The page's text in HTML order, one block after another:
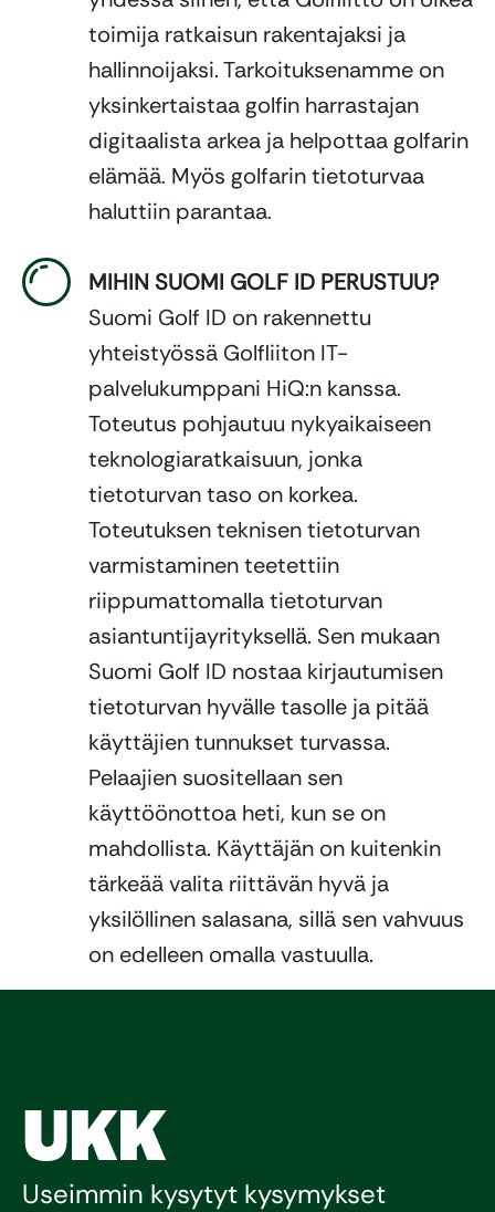
toimija ratkaisun rakentajaksi ja
hallinnoijaksi. Tarkoituksenamme on
yksinkertaistaa golfin harrastajan
digitaalista arkea ja helpottaa golfarin
elämää. Myös golfarin tietoturvaa
haluttiin parantaa.
MIHIN SUOMI GOLF ID PERUSTUU?
Suomi Golf ID on rakennettu
yhteistyössä Golfliiton IT-
palvelukumppani HiQ:n kanssa.
Toteutus pohjautuu nykyaikaiseen
teknologiaratkaisuun, jonka
tietoturvan taso on korkea.
Toteutuksen teknisen tietoturvan
varmistaminen teetettiin
riippumattomalla tietoturvan
asiantuntijayrityksellä. Sen mukaan
Suomi Golf ID nostaa kirjautumisen
tietoturvan hyvälle tasolle ja pitää
käyttäjien tunnukset turvassa.
Pelaajien suositellaan sen
käyttöönottoa heti, kun se on
mahdollista. Käyttäjän on kuitenkin
tärkeää valita riittävän hyvä ja
yksilöllinen salasana, sillä sen vahvuus
on edelleen omalla vastuulla.
UKK
Useimmin kysytyt kysymykset